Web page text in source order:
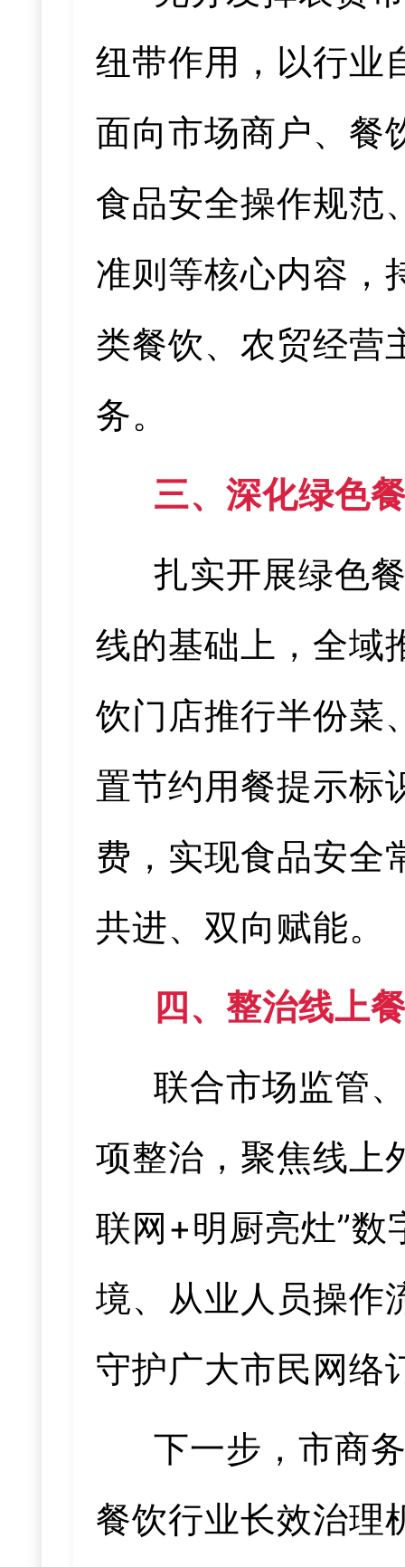
纽带作用，以行业
面向市场商户、餐
食品安全操作规范
准则等核心内容，
类餐饮、农贸经营
务。
三、深化绿色
扎实开展绿色
线的基础上，全域
饮门店推行半份菜
置节约用餐提示标
费，实现食品安全
共进、双向赋能。
四、整治线上
联合市场监管
项整治，聚焦线上
联网+明厨亮灶”数
境、从业人员操作
守护广大市民网络
下一步，市商
餐饮行业长效治理